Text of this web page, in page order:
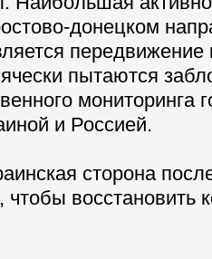
донецком
передвижение
пытаются
мониторинга
и Россией.
сторона
восстановить